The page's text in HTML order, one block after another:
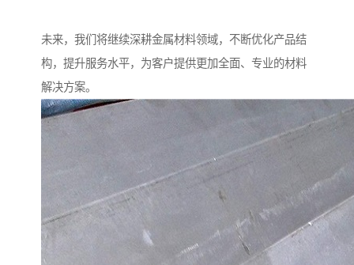
未来，我们将继续深耕金属材料领域，不断优化产品结
构，提升服务水平，为客户提供更加全面、专业的材料
解决方案。